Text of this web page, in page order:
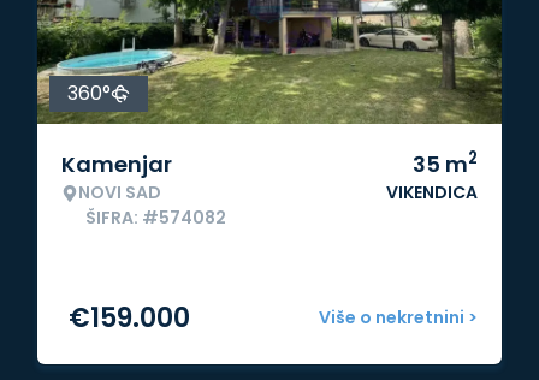
360°
Kamenjar
NOVI SAD
ŠIFRA: #574082
35 m2
VIKENDICA
Više o nekretnini >
€159.000